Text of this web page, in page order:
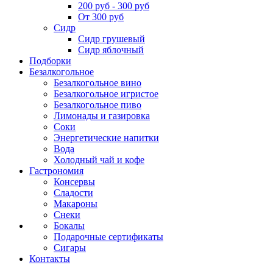
200 руб - 300 руб
От 300 руб
Сидр
Сидр грушевый
Сидр яблочный
Подборки
Безалкогольное
Безалкогольное вино
Безалкогольное игристое
Безалкогольное пиво
Лимонады и газировка
Соки
Энергетические напитки
Вода
Холодный чай и кофе
Гастрономия
Консервы
Сладости
Макароны
Снеки
Бокалы
Подарочные сертификаты
Сигары
Контакты